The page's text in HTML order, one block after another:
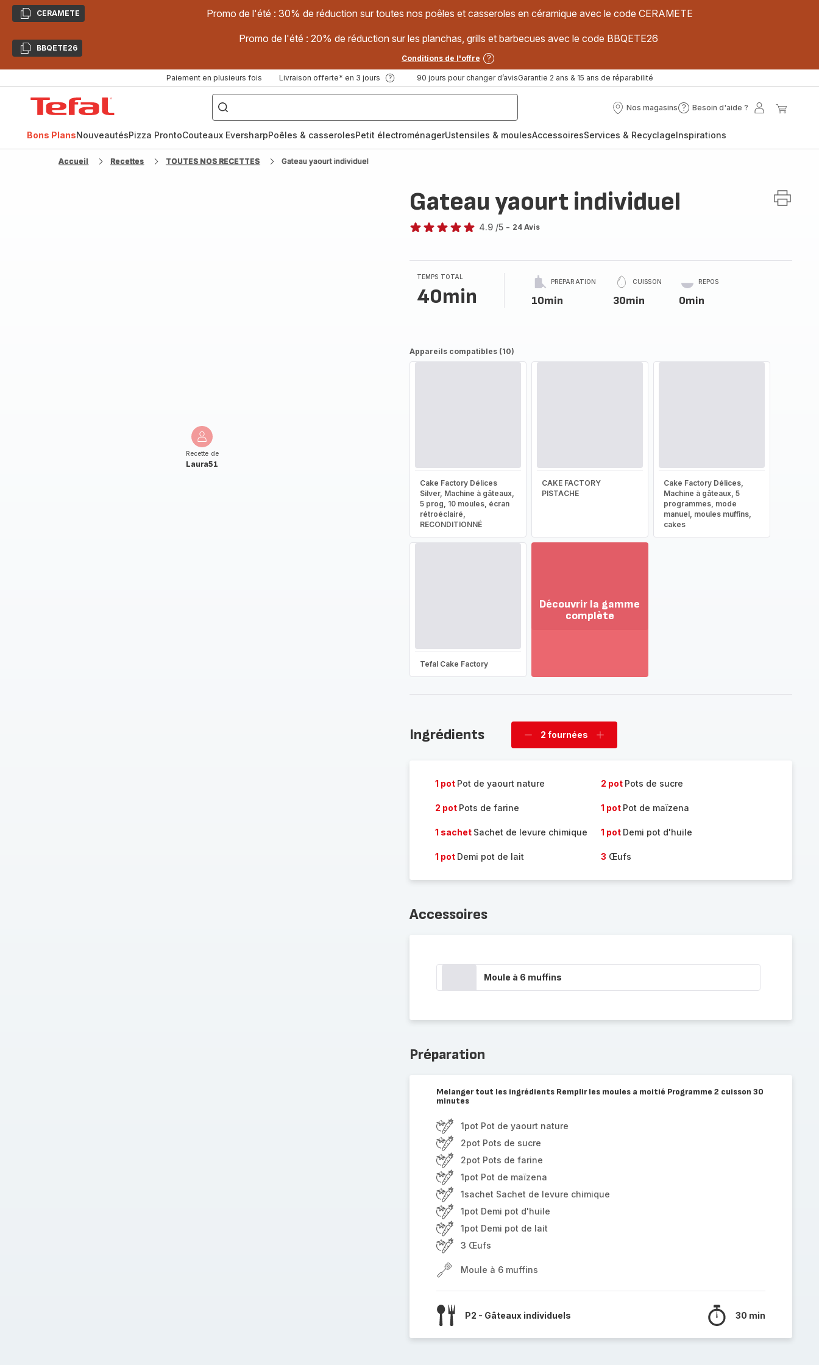
CopierCERAMETE Promo de l'été : 30% de réduction sur toutes nos poêles et casseroles en céramique avec le code CERAMETE
CopierBBQETE26
Promo de l'été : 20% de réduction sur les planchas, grills et barbecues avec le code BBQETE26
Conditions de l'offre
Paiement en plusieurs fois Livraison offerte* en 3 jours 90 jours pour changer d’avisGarantie 2 ans & 15 ans de réparabilité
["Poêles
inox,
Cake
Factory,
Nos magasins
Nos
Besoin d'aide ?
Besoin
?
Mon
Bons PlansNouveautésPizza ProntoCouteaux EversharpPoêles & casserolesPetit électroménagerUstensiles & moulesAccessoiresServices & RecyclageInspirations
Accueil Recettes TOUTES NOS RECETTES Gateau yaourt individuel
Recette de
Laura51
Gateau yaourt individuel
4.9 /5 - 24 Avis
TEMPS TOTAL
40min
PRÉPARATION
10min
CUISSON
30min
REPOS
0min
Appareils compatibles (10)
Cake Factory Délices
Silver, Machine à gâteaux,
5 prog, 10 moules, écran
rétroéclairé,
RECONDITIONNÉ
CAKE FACTORY
PISTACHE
Cake Factory Délices,
Machine à gâteaux, 5
programmes, mode
manuel, moules muffins,
cakes
Tefal Cake Factory
Découvrir la gamme
complète
la
Ingrédients
Supprimer
2 fournées
Ajouter
1 pot Pot de yaourt nature 2 pot Pots de sucre
2 pot Pots de farine 1 pot Pot de maïzena
1 sachet Sachet de levure chimique 1 pot Demi pot d'huile
1 pot Demi pot de lait 3 Œufs
Accessoires
Moule à 6 muffins
Préparation
Melanger tout les ingrédients Remplir les moules a moitié Programme 2 cuisson 30
minutes
1pot Pot de yaourt nature
2pot Pots de sucre
2pot Pots de farine
1pot Pot de maïzena
1sachet Sachet de levure chimique
1pot Demi pot d'huile
1pot Demi pot de lait
3 Œufs
Moule à 6 muffins
P2 - Gâteaux individuels 30 min